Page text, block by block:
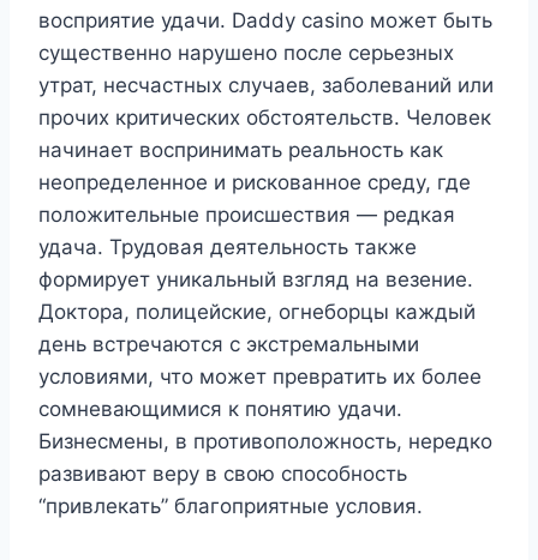
восприятие удачи. Daddy casino может быть
существенно нарушено после серьезных
утрат, несчастных случаев, заболеваний или
прочих критических обстоятельств. Человек
начинает воспринимать реальность как
неопределенное и рискованное среду, где
положительные происшествия — редкая
удача. Трудовая деятельность также
формирует уникальный взгляд на везение.
Доктора, полицейские, огнеборцы каждый
день встречаются с экстремальными
условиями, что может превратить их более
сомневающимися к понятию удачи.
Бизнесмены, в противоположность, нередко
развивают веру в свою способность
“привлекать” благоприятные условия.